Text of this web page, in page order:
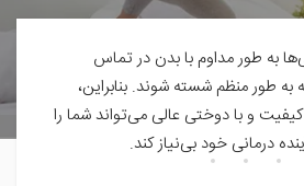
به طور مداوم با بدن در تماس
طور منظم شسته شوند. بنابراین،
و با دوختی عالی می‌تواند شما را
درمانی خود بی‌نیاز کند.